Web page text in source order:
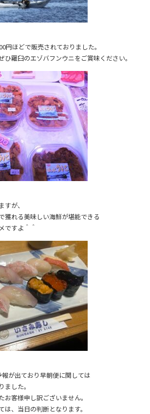
円ほどで販売されておりました。
ひ羅臼のエゾバフンウニをご賞味ください。
が、
獲れる美味しい海鮮が堪能できる
ですよ＾＾
が出ており早朝便に関しては
した。
お客様申し訳ございません。
は、当日の判断となります。